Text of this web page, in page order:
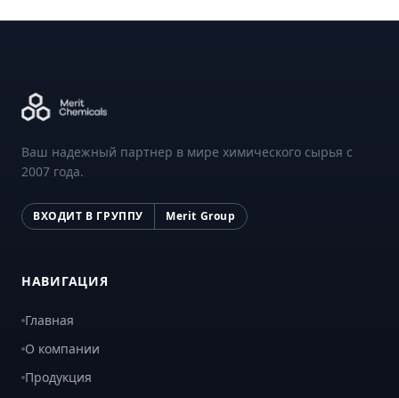
Ваш надежный партнер в мире химического сырья с
2007 года.
ВХОДИТ В ГРУППУ Merit Group
НАВИГАЦИЯ
Главная
О компании
Продукция